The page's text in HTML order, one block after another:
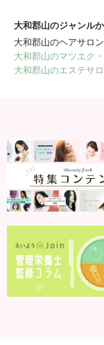
大和郡山のジャンル
大和郡山のヘアサロ
大和郡山のマツエク
大和郡山のエステサ